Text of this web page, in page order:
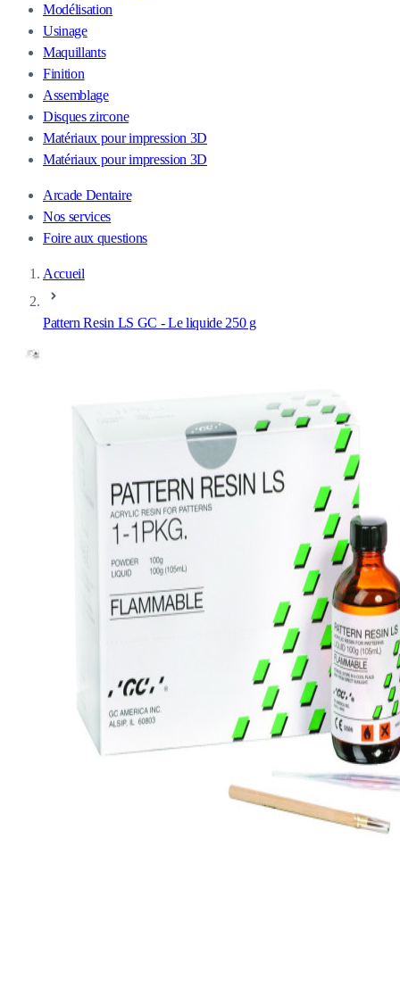
Modélisation
Usinage
Maquillants
Finition
Assemblage
Disques zircone
Matériaux pour impression 3D
Matériaux pour impression 3D
Arcade Dentaire
Nos services
Foire aux questions
Accueil
Pattern Resin LS GC - Le liquide 250 g